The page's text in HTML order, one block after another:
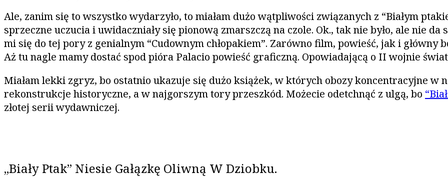
Ale, zanim się to wszystko wydarzyło, to miałam dużo wątpliwości związanych z “Białym
sprzeczne uczucia i uwidaczniały się pionową zmarszczą na czole. Ok., tak nie było, ale nie da
mi się do tej pory z genialnym “Cudownym chłopakiem”. Zarówno film, powieść, jak i główny
Aż tu nagle mamy dostać spod pióra Palacio powieść graficzną. Opowiadającą o II wojnie
Miałam lekki zgryz, bo ostatnio ukazuje się dużo książek, w których obozy koncentracyjne w
rekonstrukcje historyczne, a w najgorszym tory przeszkód. Możecie odetchnąć z ulgą, bo
złotej serii wydawniczej.
„Biały Ptak” Niesie Gałązkę Oliwną W Dziobku.